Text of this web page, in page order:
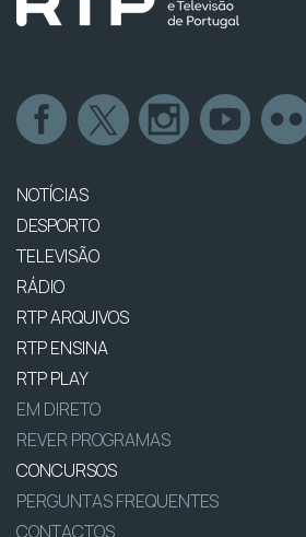
NOTÍCIAS
DESPORTO
TELEVISÃO
RÁDIO
RTP ARQUIVOS
RTP ENSINA
RTP PLAY
EM DIRETO
REVER PROGRAMAS
CONCURSOS
PERGUNTAS FREQUENTES
CONTACTOS